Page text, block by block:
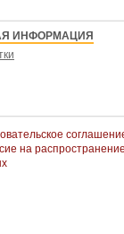
ИНФОРМАЦИЯ
на